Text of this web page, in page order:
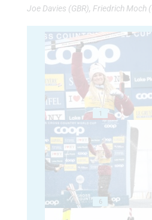
Joe Davies (GBR), Friedrich Moch
1
6